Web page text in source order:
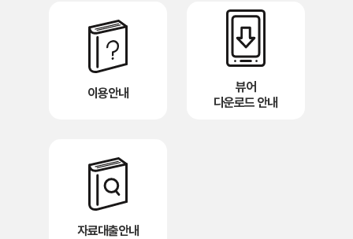
이용안내
뷰어
다운로드 안내
자료대출안내